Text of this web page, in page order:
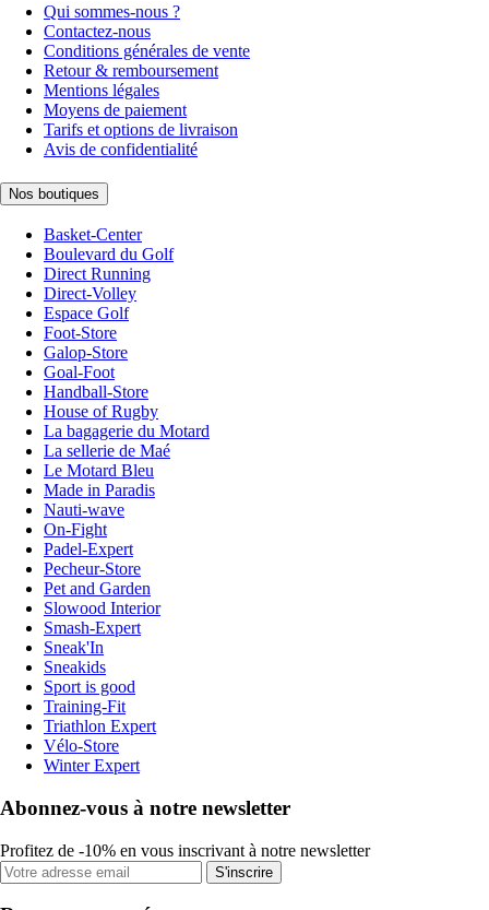
Qui sommes-nous ?
Contactez-nous
Conditions générales de vente
Retour & remboursement
Mentions légales
Moyens de paiement
Tarifs et options de livraison
Avis de confidentialité
Nos boutiques
Basket-Center
Boulevard du Golf
Direct Running
Direct-Volley
Espace Golf
Foot-Store
Galop-Store
Goal-Foot
Handball-Store
House of Rugby
La bagagerie du Motard
La sellerie de Maé
Le Motard Bleu
Made in Paradis
Nauti-wave
On-Fight
Padel-Expert
Pecheur-Store
Pet and Garden
Slowood Interior
Smash-Expert
Sneak'In
Sneakids
Sport is good
Training-Fit
Triathlon Expert
Vélo-Store
Winter Expert
Abonnez-vous à notre newsletter
Profitez de -10% en vous inscrivant à notre newsletter
S'inscrire